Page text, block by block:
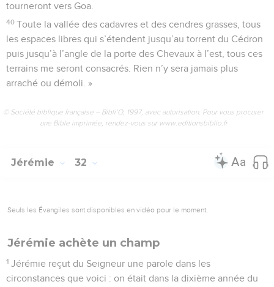
tourneront vers Goa.
40 Toute la vallée des cadavres et des cendres grasses, tous
les espaces libres qui s’étendent jusqu’au torrent du Cédron
puis jusqu’à l’angle de la porte des Chevaux à l’est, tous ces
terrains me seront consacrés. Rien n’y sera jamais plus
arraché ou démoli. »
© Société biblique française – Bibli’O, 1997, avec autorisation. Pour vous procurer
une Bible imprimée, rendez-vous sur www.editionsbiblio.fr
Jérémie 32
Seuls les Évangiles sont disponibles en vidéo pour le moment.
Jérémie achète un champ
1 Jérémie reçut du Seigneur une parole dans les
circonstances que voici : on était dans la dixième année du